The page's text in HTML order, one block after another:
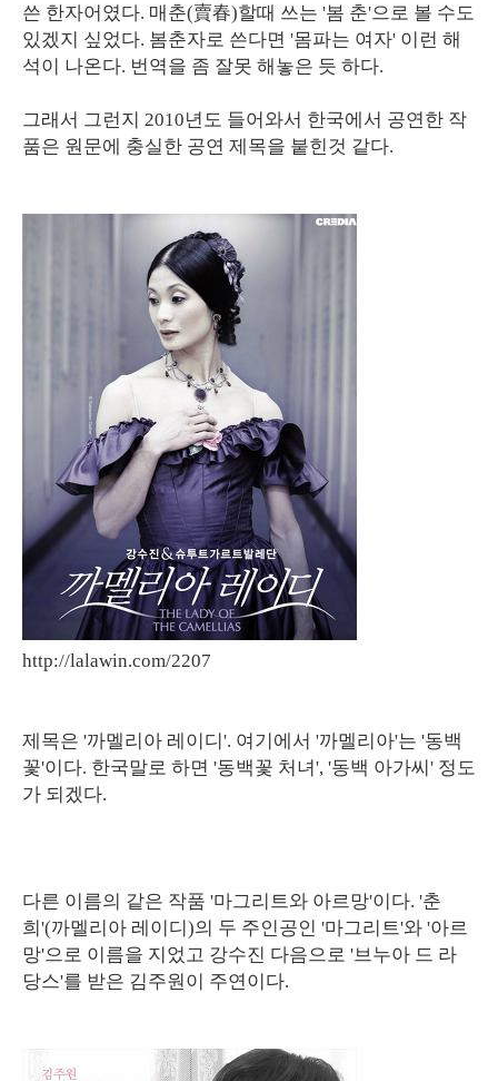
쓴 한자어였다. 매춘(賣春)할때 쓰는 '봄 춘'으로 볼 수도
있겠지 싶었다. 봄춘자로 쓴다면 '몸파는 여자' 이런 해
석이 나온다. 번역을 좀 잘못 해놓은 듯 하다.
그래서 그런지 2010년도 들어와서 한국에서 공연한 작
품은 원문에 충실한 공연 제목을 붙힌것 같다.
http://lalawin.com/2207
제목은 '까멜리아 레이디'. 여기에서 '까멜리아'는 '동백
꽃'이다. 한국말로 하면 '동백꽃 처녀', '동백 아가씨' 정도
가 되겠다.
다른 이름의 같은 작품 '마그리트와 아르망'이다. '춘
희'(까멜리아 레이디)의 두 주인공인 '마그리트'와 '아르
망'으로 이름을 지었고 강수진 다음으로 '브누아 드 라
당스'를 받은 김주원이 주연이다.